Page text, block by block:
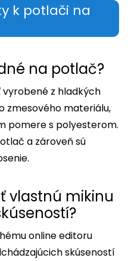
k potlači na
na potlač?
z hladkých
zmesového materiálu,
pomere s polyesterom.
a zároveň sú
vlastnú mikinu
online editoru
skúseností